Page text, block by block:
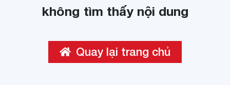
không tìm thấy nội dung
Quay lại trang chủ